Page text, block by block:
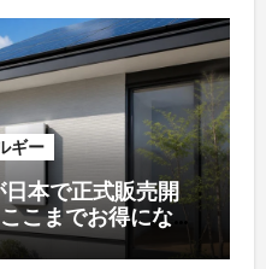
ギー
本で正式販売開
こまでお得になる